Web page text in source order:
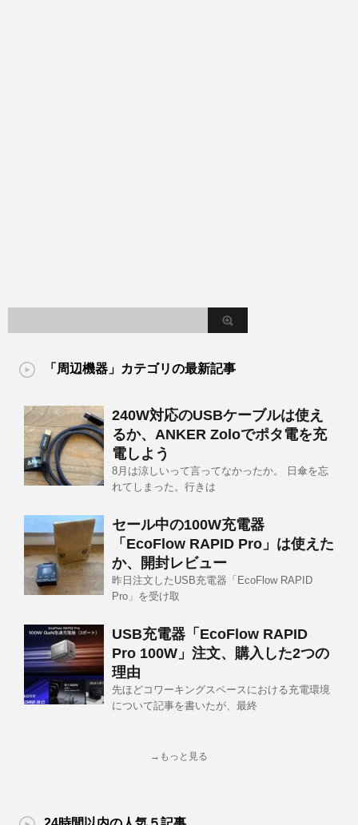
「周辺機器」カテゴリの最新記事
240W対応のUSBケーブルは使え
るか、ANKER Zoloでポタ電を充
電しよう
8月は涼しいって言ってなかったか。 日傘を忘
れてしまった。行きは
セール中の100W充電器
「EcoFlow RAPID Pro」は使えた
か、開封レビュー
昨日注文したUSB充電器「EcoFlow RAPID
Pro」を受け取
USB充電器「EcoFlow RAPID
Pro 100W」注文、購入した2つの
理由
先ほどコワーキングスペースにおける充電環境
について記事を書いたが、最終
→もっと見る